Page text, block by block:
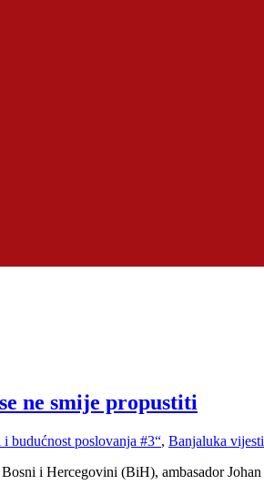
ne smije propustiti
i budućnost poslovanja #3“, Banjaluka vijesti
i Hercegovini (BiH), ambasador Johan